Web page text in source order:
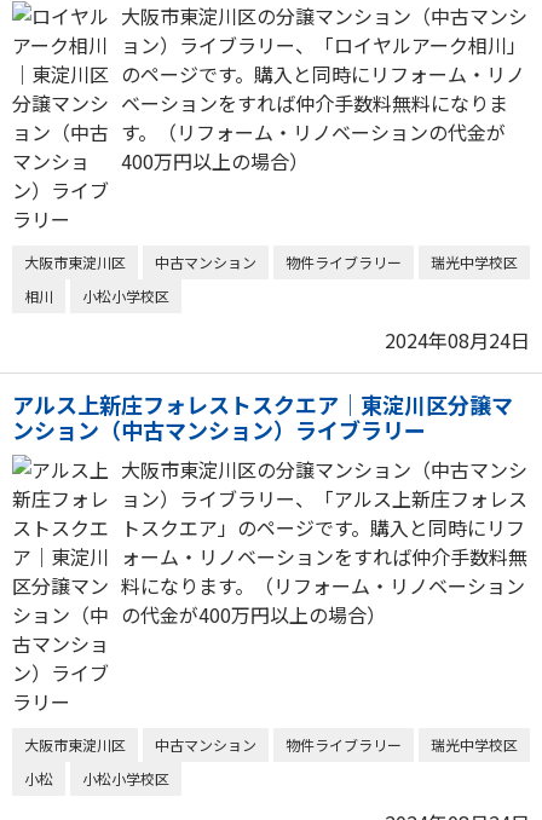
大阪市東淀川区の分譲マンション（中古マンシ
ョン）ライブラリー、「ロイヤルアーク相川」
のページです。購入と同時にリフォーム・リノ
ベーションをすれば仲介手数料無料になりま
す。（リフォーム・リノベーションの代金が
400万円以上の場合）
大阪市東淀川区 中古マンション 物件ライブラリー
瑞光中学校区
相川
小松小学校区
2024年08月24日
アルス上新庄フォレストスクエア｜東淀川区分譲マ
ンション（中古マンション）ライブラリー
大阪市東淀川区の分譲マンション（中古マンシ
ョン）ライブラリー、「アルス上新庄フォレス
トスクエア」のページです。購入と同時にリフ
ォーム・リノベーションをすれば仲介手数料無
料になります。（リフォーム・リノベーション
の代金が400万円以上の場合）
大阪市東淀川区 中古マンション 物件ライブラリー
瑞光中学校区
小松
小松小学校区